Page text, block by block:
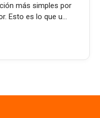
más simples por
Esto es lo que u...